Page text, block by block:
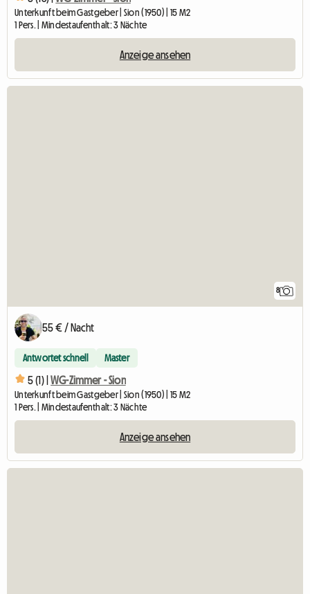
Unterkunft beim Gastgeber | Sion (1950) | 15 M2
1 Pers. | Mindestaufenthalt: 3 Nächte
Anzeige ansehen
8
55 € / Nacht
Antwortet schnell Master
5 (1) | WG-Zimmer - Sion
Unterkunft beim Gastgeber | Sion (1950) | 15 M2
1 Pers. | Mindestaufenthalt: 3 Nächte
Anzeige ansehen